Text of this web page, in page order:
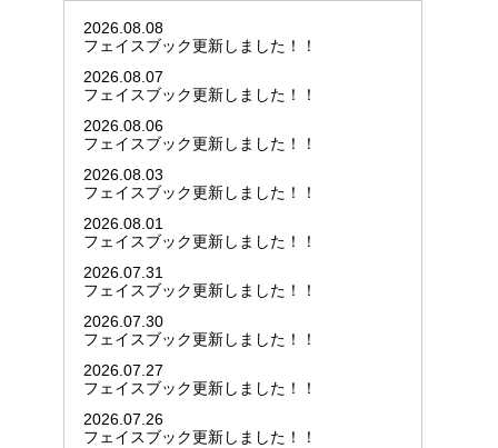
2026.08.08
フェイスブック更新しました！！
2026.08.07
フェイスブック更新しました！！
2026.08.06
フェイスブック更新しました！！
2026.08.03
フェイスブック更新しました！！
2026.08.01
フェイスブック更新しました！！
2026.07.31
フェイスブック更新しました！！
2026.07.30
フェイスブック更新しました！！
2026.07.27
フェイスブック更新しました！！
2026.07.26
フェイスブック更新しました！！